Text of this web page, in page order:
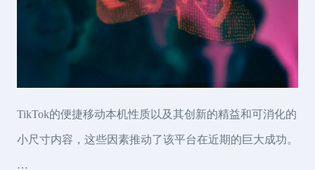
TikTok的便捷移动本机性质以及其创新的精益和可消化的
小尺寸内容，这些因素推动了该平台在近期的巨大成功。
…